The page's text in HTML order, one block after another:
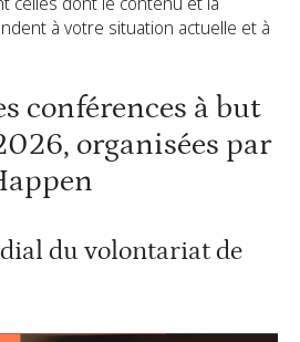
à votre situation actuelle et à
conférences à but
organisées par
du volontariat de